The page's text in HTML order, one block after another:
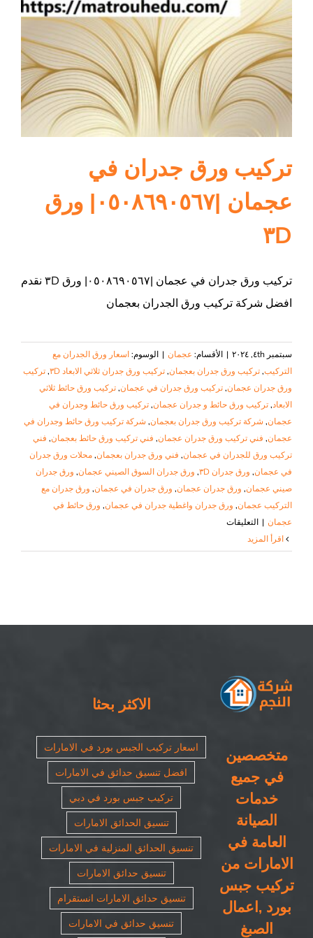
ام القيوين
تركيب ورق جدران في
عجمان |٠٥٠٨٦٩٠٥٦٧| ورق
٣D
تركيب ورق جدران في عجمان |٠٥٠٨٦٩٠٥٦٧| ورق ٣D نقدم
افضل شركة تركيب ورق الجدران بعجمان
سبتمبر ٤th, ٢٠٢٤ | الأقسام: عجمان | الوسوم: اسعار ورق الجدران مع
التركيب, تركيب ورق جدران بعجمان, تركيب ورق جدران ثلاثي الابعاد ٣D , تركيب
ورق جدران عجمان, تركيب ورق جدران في عجمان, تركيب ورق حائط ثلاثي
الابعاد , تركيب ورق حائط و جدران عجمان, تركيب ورق حائط وجدران في
عجمان, شركة تركيب ورق جدران بعجمان, شركة تركيب ورق حائط وجدران في
عجمان, فني تركيب ورق جدران عجمان, فني تركيب ورق حائط بعجمان, فني
تركيب ورق للجدران في عجمان, فني ورق جدران بعجمان, محلات ورق جدران
في عجمان, ورق جدران ٣D , ورق جدران السوق الصيني عجمان, ورق جدران
صيني عجمان, ورق جدران عجمان, ورق جدران في عجمان, ورق جدران مع
التركيب عجمان, ورق جدران واغطية جدران في عجمان, ورق حائط في
عجمان | التعليقاتعلى
ورق
مغلقة
متخصصين
في جميع
خدمات
الصيانة
العامة في
الامارات من
تركيب جبس
بورد ,اعمال
الصبغ
الاكثر بحثا
اسعار تركيب الجبس بورد في الامارات
افضل تنسيق حدائق في الامارات
تركيب جبس بورد في دبي
تنسيق الحدائق الامارات
تنسيق الحدائق المنزلية في الامارات
تنسيق حدائق الامارات
تنسيق حدائق الامارات انستقرام
تنسيق حدائق في الامارات